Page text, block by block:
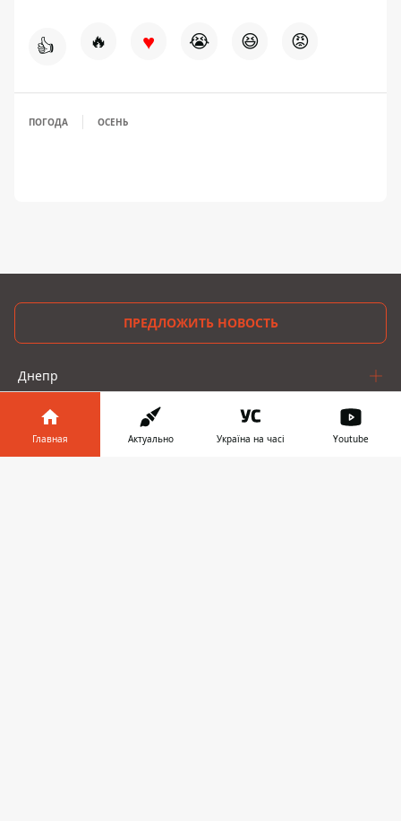
👍 🔥 ♥ 😭 😆 😡
ПОГОДА ОСЕНЬ
ПРЕДЛОЖИТЬ НОВОСТЬ
Днепр
Область
Главная Актуально Україна на часі Youtube